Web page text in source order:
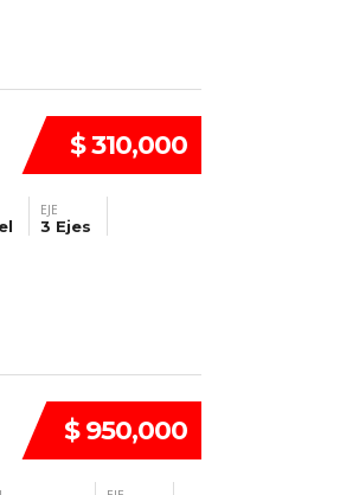
$ 310,000
EJE
3 Ejes
$ 950,000